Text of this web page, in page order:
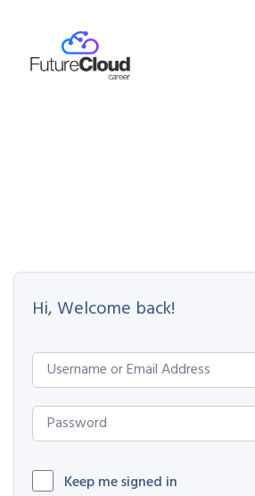
Hi, Welcome back!
Keep me signed in